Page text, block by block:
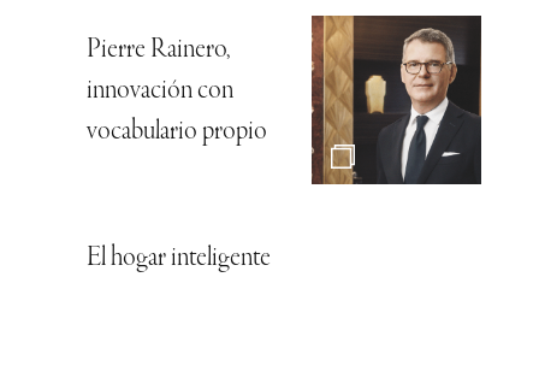
Pierre Rainero,
innovación con
vocabulario propio
El hogar inteligente